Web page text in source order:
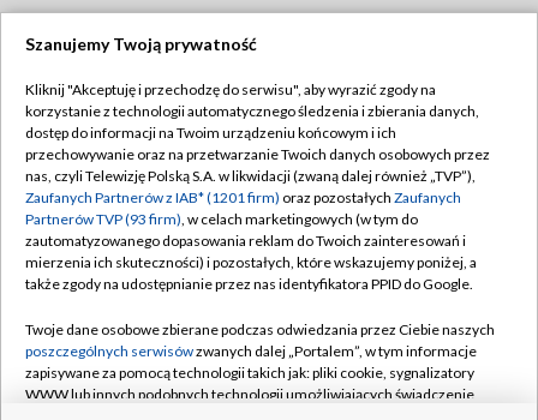
TVP
Abonament TVP
Emisja w TVP
Centrum informacji TVP
Naziemna Telewizja Cyfrowa
Rada Programowa
System NOS
Regulamin TVP
Polityka prywatności
Moje zgody
Pomoc
Kontakt
Szanujemy Twoją prywatność
Kliknij "Akceptuję i przechodzę do serwisu", aby wyrazić zgody na
korzystanie z technologii automatycznego śledzenia i zbierania danych,
dostęp do informacji na Twoim urządzeniu końcowym i ich
przechowywanie oraz na przetwarzanie Twoich danych osobowych przez
nas, czyli Telewizję Polską S.A. w likwidacji (zwaną dalej również „TVP”),
Zaufanych Partnerów z IAB* (1201 firm) oraz pozostałych Zaufanych
Partnerów TVP (93 firm), w celach marketingowych (w tym do
zautomatyzowanego dopasowania reklam do Twoich zainteresowań i
mierzenia ich skuteczności) i pozostałych, które wskazujemy poniżej, a
także zgody na udostępnianie przez nas identyfikatora PPID do Google.
Twoje dane osobowe zbierane podczas odwiedzania przez Ciebie naszych
poszczególnych serwisówzwanych dalej „Portalem”, w tym informacje
zapisywane za pomocą technologii takich jak: pliki cookie, sygnalizatory
WWW lub innych podobnych technologii umożliwiających świadczenie